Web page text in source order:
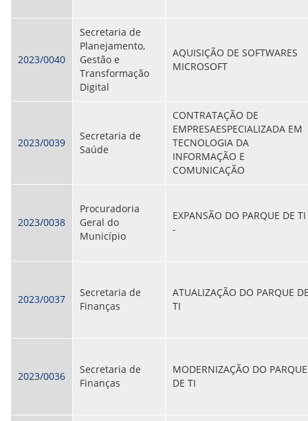
GESTÃO DA INFORMAÇÃO
BOLETIM INFORMATIVO
BPM-DAF
ORIENTAÇÕES TÉCNICAS
SEGURANÇA DA INFORMAÇÃO
CATÁLOGO DE SERVIÇOS DE TIC
ORIENTAÇÕES
MODELO
PARECERES TÉCNICOS EMITIDOS
RESOLUÇÕES
DIVERSOS
ATAS DA CIPA
ATAS DO CONSADE
TERMOS
2023/0040
Secretaria de
Planejamento,
Gestão e
Transformação
Digital
AQUISIÇÃO DE SOFTWARES
MICROSOFT
2023/0039
Secretaria de
Saúde
CONTRATAÇÃO DE
EMPRESAESPECIALIZADA EM
TECNOLOGIA DA
INFORMAÇÃO E
COMUNICAÇÃO
2023/0038
Procuradoria
Geral do
Município
EXPANSÃO DO PARQUE DE TI
-
2023/0037
Secretaria de
Finanças
ATUALIZAÇÃO DO PARQUE
TI
2023/0036
Secretaria de
Finanças
MODERNIZAÇÃO DO PARQUE
DE TI